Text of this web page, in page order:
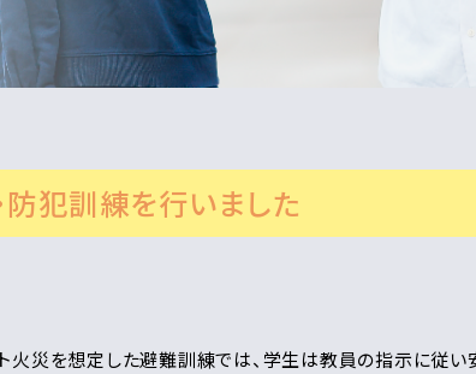
防犯訓練を行いました
火災を想定した避難訓練では、学生は教員の指示に従い